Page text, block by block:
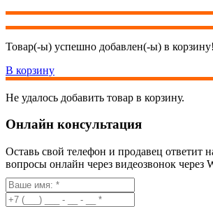
Товар(-ы) успешно добавлен(-ы) в корзину!
В корзину
Не удалось добавить товар в корзину.
Онлайн консультация
Оставь свой телефон и продавец ответит
вопросы онлайн через видеозвонок через